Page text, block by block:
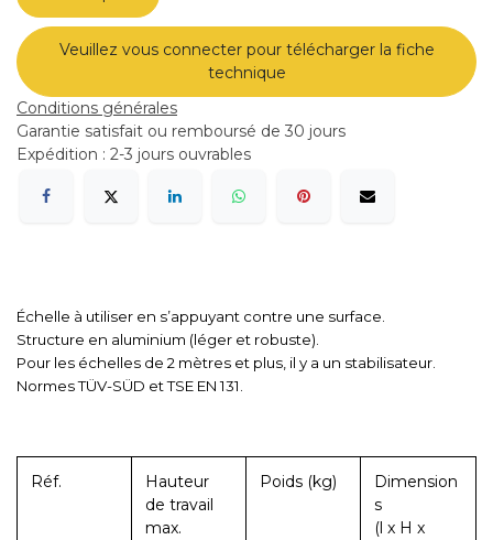
Veuillez vous connecter pour télécharger la fiche
technique
Conditions générales
Garantie satisfait ou remboursé de 30 jours
Expédition : 2-3 jours ouvrables
Échelle à utiliser en s’appuyant contre une surface.
Structure en aluminium (léger et robuste).
Pour les échelles de 2 mètres et plus, il y a un stabilisateur.
Normes TÜV-SÜD et TSE EN 131.
Réf.
Hauteur
de travail
max.
Poids (kg)
Dimension
s
(l x H x